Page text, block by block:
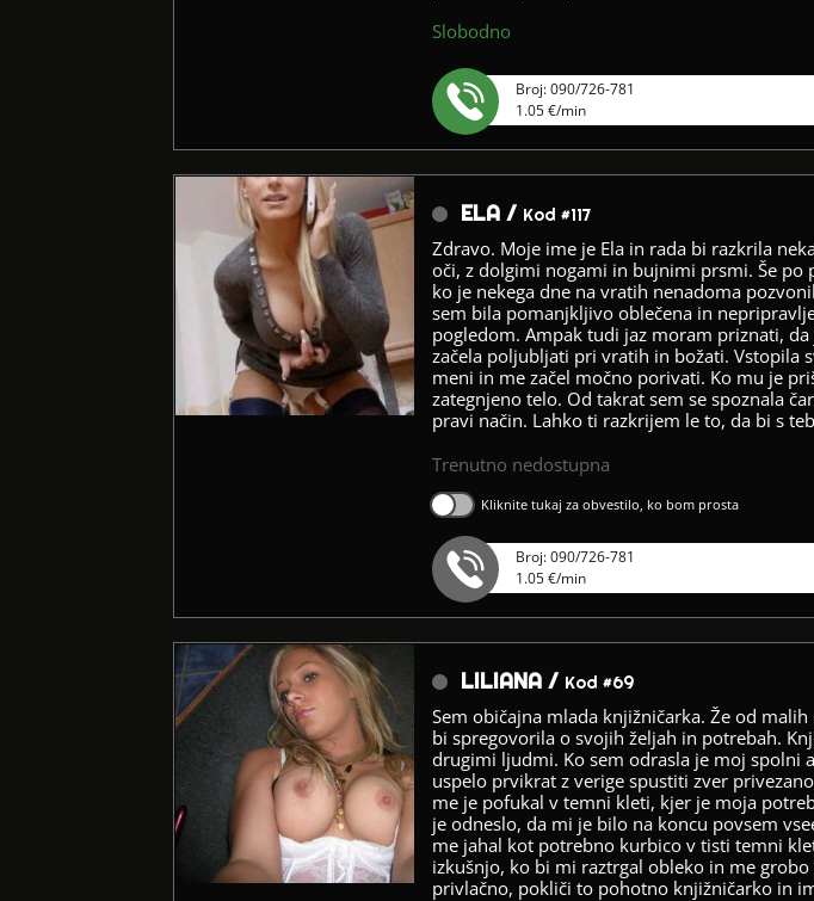
Slobodno
Broj: 090/726-781
1.05 €/min
ELA / Kod #117
Zdravo. Moje ime je Ela in rada bi razkrila
oči, z dolgimi nogami in bujnimi prsmi. Še po
ko je nekega dne na vratih nenadoma
sem bila pomanjkljivo oblečena in
pogledom. Ampak tudi jaz moram priznati,
začela poljubljati pri vratih in božati. Vstopila
meni in me začel močno porivati. Ko mu je
zategnjeno telo. Od takrat sem se spoznala
pravi način. Lahko ti razkrijem le to, da bi s
Trenutno nedostupna
Kliknite tukaj za obvestilo, ko bom prosta
Broj: 090/726-781
1.05 €/min
LILIANA / Kod #69
Sem običajna mlada knjižničarka. Že od
bi spregovorila o svojih željah in potrebah.
drugimi ljudmi. Ko sem odrasla je moj spolni
uspelo prvikrat z verige spustiti zver
me je pofukal v temni kleti, kjer je moja
je odneslo, da mi je bilo na koncu povsem
me jahal kot potrebno kurbico v tisti temni
izkušnjo, ko bi mi raztrgal obleko in me
privlačno, pokliči to pohotno knjižničarko in